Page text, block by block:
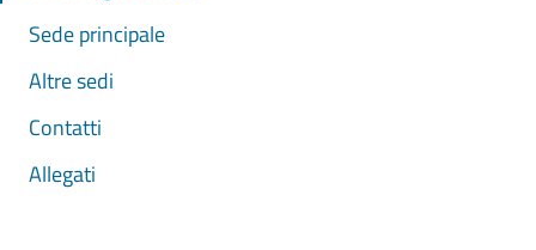
Sede principale
Altre sedi
Contatti
Allegati